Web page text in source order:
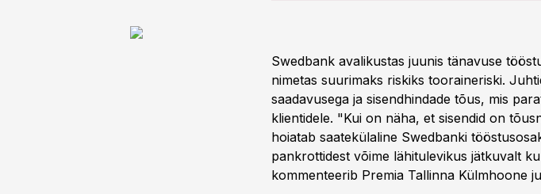
Swedbank avalikustas juunis tänavuse
nimetas suurimaks riskiks tooraineriski.
saadavusega ja sisendhindade tõus, mis
klientidele. "Kui on näha, et sisendid on
hoiatab saatekülaline Swedbanki
pankrottidest võime lähitulevikus jätkuvalt
kommenteerib Premia Tallinna Külmhoone